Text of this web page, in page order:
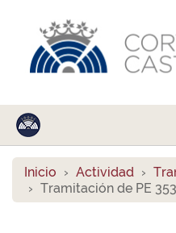
Inicio Actividad
Tramitación de PE